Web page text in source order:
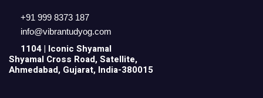
+91 999 8373 187
info@vibrantudyog.com
1104 | Iconic Shyamal
Shyamal Cross Road, Satellite,
Ahmedabad, Gujarat, India-380015